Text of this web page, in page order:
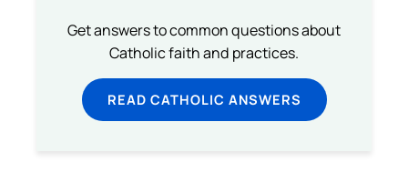
Get answers to common questions about
Catholic faith and practices.
READ CATHOLIC ANSWERS